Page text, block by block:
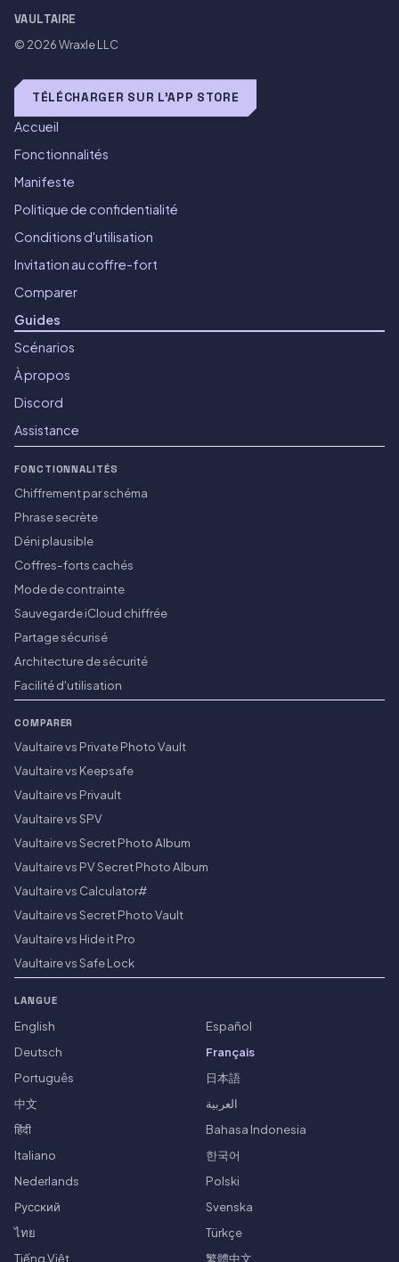
VAULTAIRE
© 2026Wraxle LLC
TÉLÉCHARGER SUR L'APP STORE
Accueil
Fonctionnalités
Manifeste
Politique de confidentialité
Conditions d'utilisation
Invitation au coffre-fort
Comparer
Guides
Scénarios
À propos
Discord
Assistance
FONCTIONNALITÉS
Chiffrement par schéma
Phrase secrète
Déni plausible
Coffres-forts cachés
Mode de contrainte
Sauvegarde iCloud chiffrée
Partage sécurisé
Architecture de sécurité
Facilité d'utilisation
COMPARER
Vaultaire vs Private Photo Vault
Vaultaire vs Keepsafe
Vaultaire vs Privault
Vaultaire vs SPV
Vaultaire vs Secret Photo Album
Vaultaire vs PV Secret Photo Album
Vaultaire vs Calculator#
Vaultaire vs Secret Photo Vault
Vaultaire vs Hide it Pro
Vaultaire vs Safe Lock
LANGUE
English
Español
Deutsch
Français
Português
日本語
中文
العربية
हिंदी
Bahasa Indonesia
Italiano
한국어
Nederlands
Polski
Русский
Svenska
ไทย
Türkçe
Tiếng Việt
繁體中文